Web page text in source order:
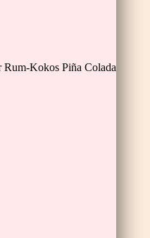
Rum-Kokos Piña Colada